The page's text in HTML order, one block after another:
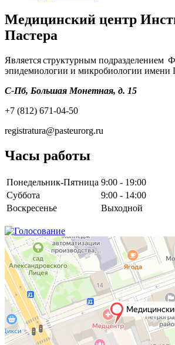
Медицинский центр
Пастера
Является структурным
эпидемиологии и микробиологии имени
С-Пб, Большая Монетная, д. 15
+7 (812) 671-04-50
registratura@pasteurorg.ru
Часы работы
Понедельник-Пятница 9:00 - 19:00
Суббота
9:00 - 14:00
Воскресенье
Выходной